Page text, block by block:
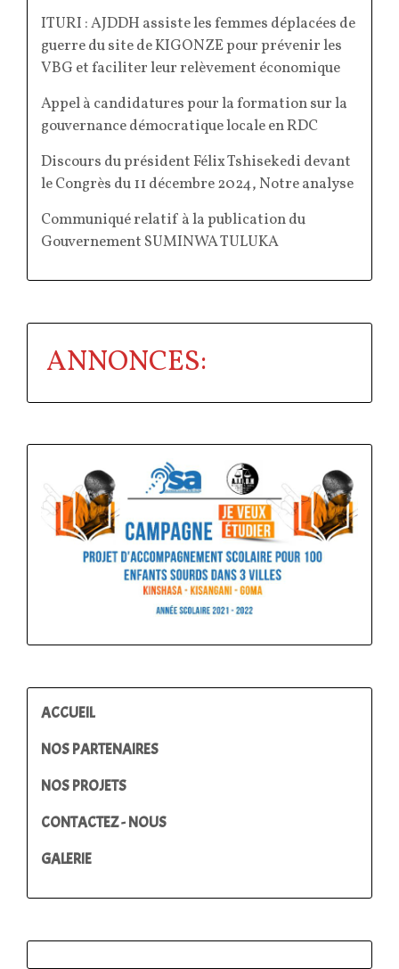
ITURI : AJDDH assiste les femmes déplacées de
guerre du site de KIGONZE pour prévenir les
VBG et faciliter leur relèvement économique
Appel à candidatures pour la formation sur la
gouvernance démocratique locale en RDC
Discours du président Félix Tshisekedi devant
le Congrès du 11 décembre 2024, Notre analyse
Communiqué relatif à la publication du
Gouvernement SUMINWA TULUKA
ANNONCES:
ACCUEIL
NOS PARTENAIRES
NOS PROJETS
CONTACTEZ - NOUS
GALERIE